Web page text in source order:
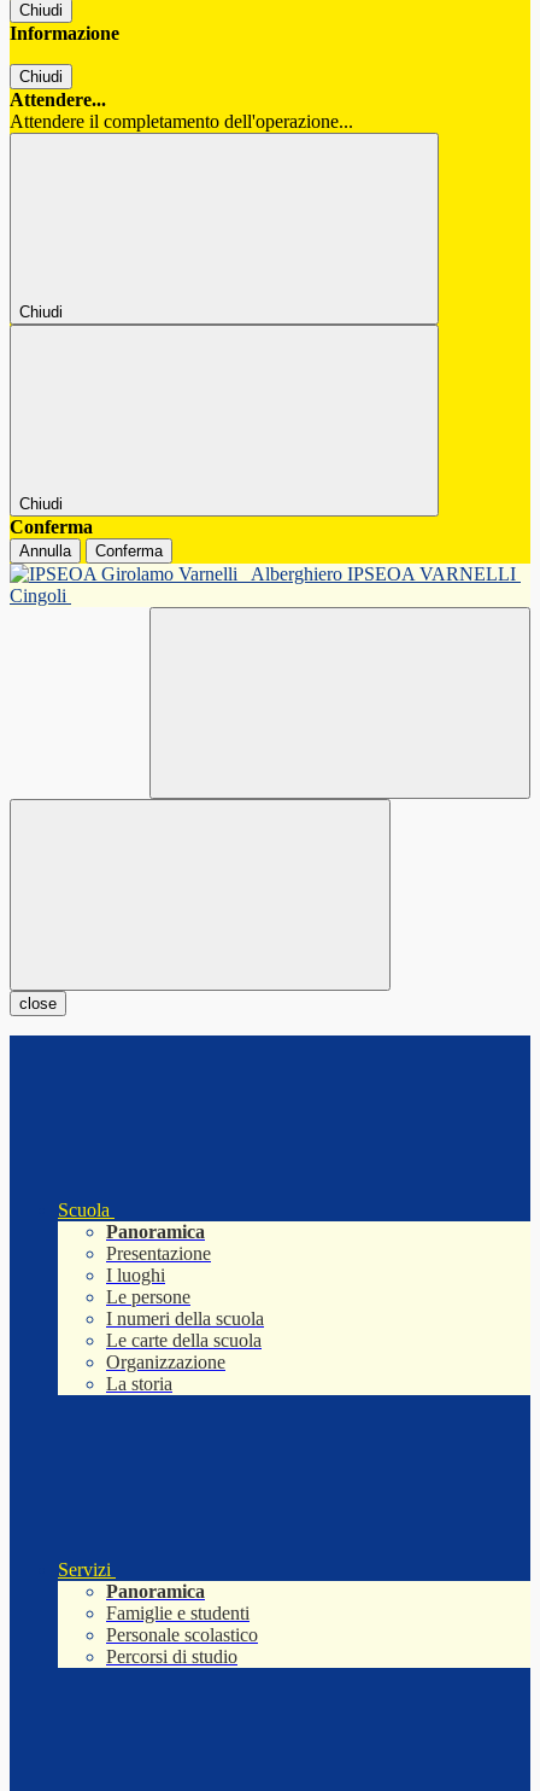
Chiudi
Informazione
Chiudi
Attendere...
Attendere il completamento dell'operazione...
Chiudi
Chiudi
Conferma
Annulla Conferma
Alberghiero IPSEOA VARNELLI
Cingoli
close
Scuola
Panoramica
Presentazione
I luoghi
Le persone
I numeri della scuola
Le carte della scuola
Organizzazione
La storia
Servizi
Panoramica
Famiglie e studenti
Personale scolastico
Percorsi di studio